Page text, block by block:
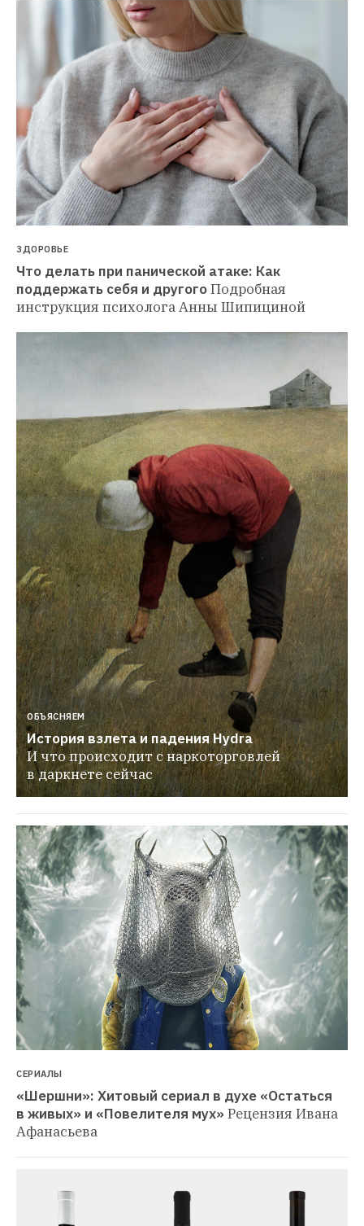
ЗДОРОВЬЕ
Что делать при панической атаке: Как
поддержать себя и другогоПодробная
инструкция психолога Анны Шипициной
ОБЪЯСНЯЕМ
История взлета и падения Hydra
И что происходит с наркоторговлей
в даркнете сейчас
СЕРИАЛЫ
«Шершни»: Хитовый сериал в духе «Остаться
в живых» и «Повелителя мух» Рецензия Ивана
Афанасьева